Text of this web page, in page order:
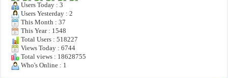
Users Today : 3
Users Yesterday : 2
This Month : 37
This Year : 1548
Total Users : 518227
Views Today : 6744
Total views : 18628755
Who's Online : 1